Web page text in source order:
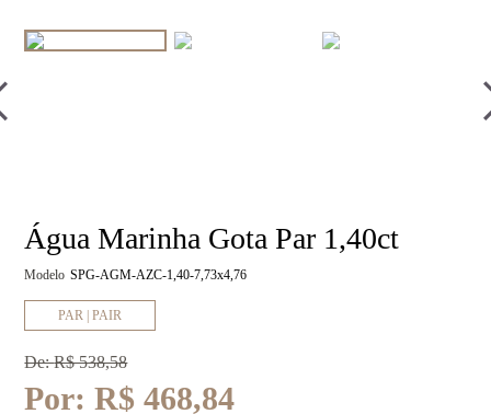
Água Marinha Gota Par 1,40ct
Modelo SPG-AGM-AZC-1,40-7,73x4,76
PAR | PAIR
De:R$ 538,58
Por:R$ 468,84